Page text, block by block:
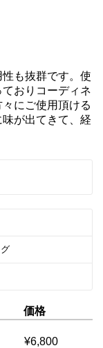
も抜群です。使
おりコーディネ
にご使用頂ける
が出てきて、経
価格
¥6,800